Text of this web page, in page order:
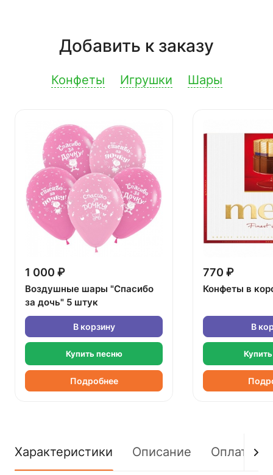
Добавить к заказу
Конфеты Игрушки Шары
1 000 ₽
Воздушные шары "Спасибо
за дочь" 5 штук
В корзину
Купить песню
Подробнее
770 ₽
Конфеты в
В
Характеристики Описание Оплата